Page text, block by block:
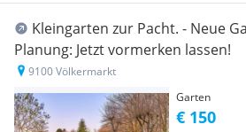
Kleingarten zur Pacht. - Neue
Planung: Jetzt vormerken lassen!
9100 Völkermarkt
Garten
€ 150